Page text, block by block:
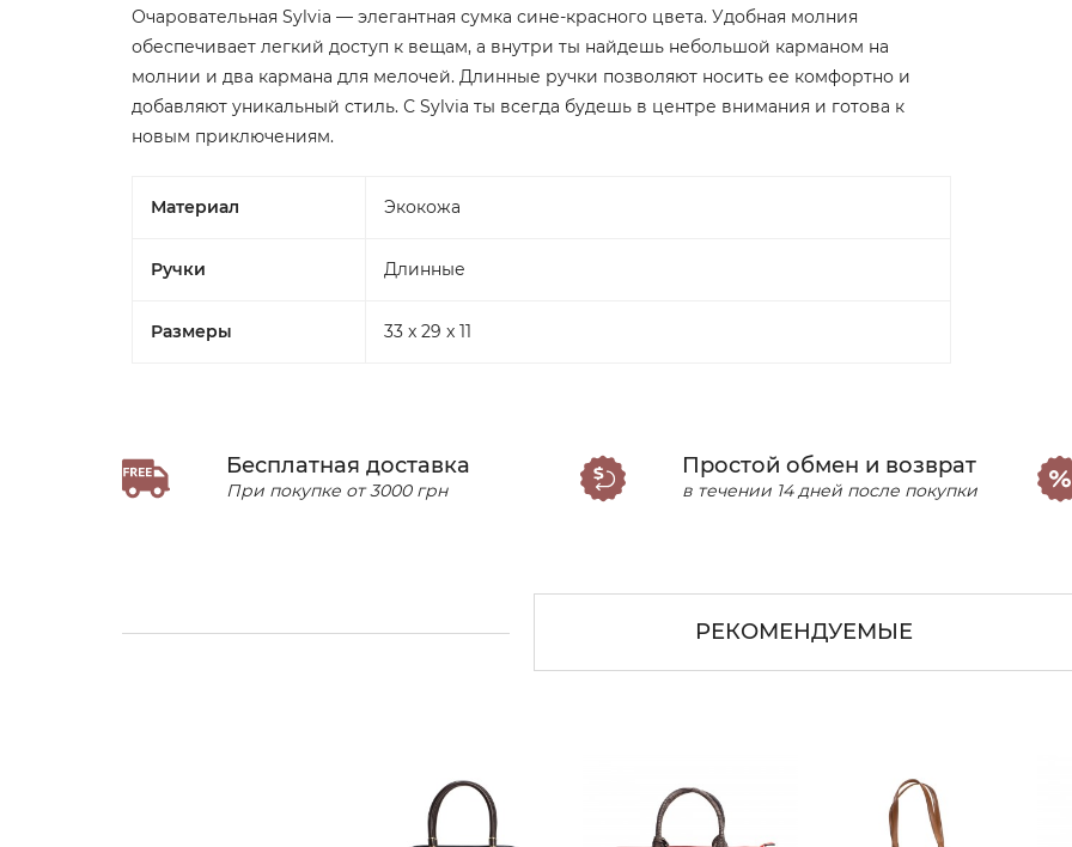
Очаровательная Sylvia — элегантная сумка сине-красного цвета. Удобная молния
обеспечивает легкий доступ к вещам, а внутри ты найдешь небольшой карманом на
молнии и два кармана для мелочей. Длинные ручки позволяют носить ее комфортно и
добавляют уникальный стиль. С Sylvia ты всегда будешь в центре внимания и готова к
новым приключениям.
Материал Экокожа
Ручки Длинные
Размеры 33 x 29 x 11
Бесплатная доставка
При покупке от 3000 грн
Простой обмен и возврат
в течении 14 дней после покупки
РЕКОМЕНДУЕМЫЕ